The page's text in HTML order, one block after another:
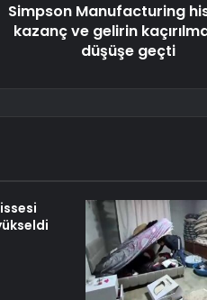
Simpson Manufacturing
kazanç ve gelirin
düşüşe geçti